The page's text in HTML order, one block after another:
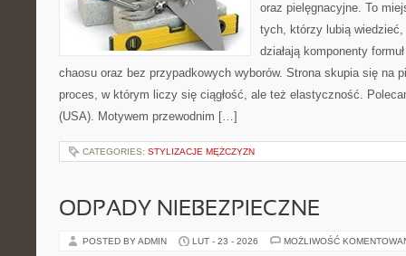
oraz pielęgnacyjne. To
tych, którzy lubią wiedzieć,
działają komponenty
chaosu oraz bez przypadkowych wyborów. Strona skupia się na
proces, w którym liczy się ciągłość, ale też elastyczność.
(USA). Motywem przewodnim […]
CATEGORIES: STYLIZACJE MĘŻCZYZN
ODPADY NIEBEZPIECZNE
POSTED BY ADMIN LUT - 23 - 2026 MOŻLIWOŚĆ